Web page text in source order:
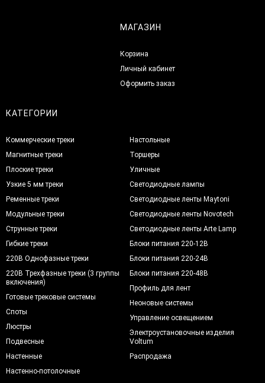
МАГАЗИН
Корзина
Личный кабинет
Оформить заказ
КАТЕГОРИИ
Коммерческие треки
Магнитные треки
Плоские треки
Узкие 5 мм треки
Ременные треки
Модульные треки
Струнные треки
Гибкие треки
220В Однофазные треки
220В Трехфазные треки (3 группы
включения)
Готовые трековые системы
Споты
Люстры
Подвесные
Настенные
Настенно-потолочные
Настольные
Торшеры
Уличные
Светодиодные лампы
Светодиодные ленты Maytoni
Светодиодные ленты Novotech
Светодиодные ленты Arte Lamp
Блоки питания 220-12В
Блоки питания 220-24В
Блоки питания 220-48В
Профиль для лент
Неоновые системы
Управление освещением
Электроустановочные изделия
Voltum
Распродажа